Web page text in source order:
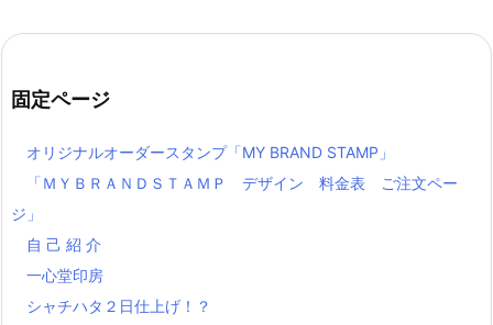
固定ページ
オリジナルオーダースタンプ「MY BRAND STAMP」
「ＭＹＢＲＡＮＤＳＴＡＭＰ デザイン 料金表 ご注文ペー
ジ」
自 己 紹 介
一心堂印房
シャチハタ２日仕上げ！？